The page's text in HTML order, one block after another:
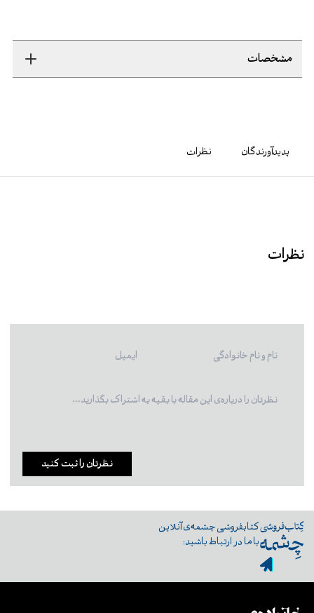
مشخصات
پدیدآورندگان نظرات
نظرات
نظرتان را ثبت کنید
کتابفروشی چشمه‌ی آنلاین
با ما در ارتباط باشید: